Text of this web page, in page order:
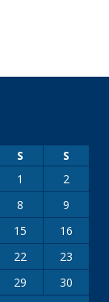
S
S
1
2
8
9
15
16
22
23
29
30